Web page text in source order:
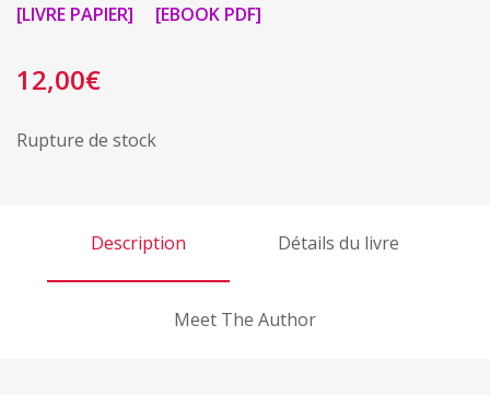
[LIVRE PAPIER] [EBOOK PDF]
12,00€
Rupture de stock
Description Détails du livre
Meet The Author